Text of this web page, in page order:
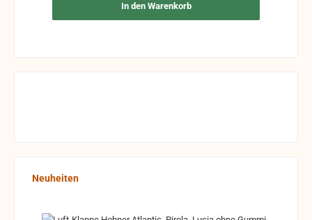
In den Warenkorb
Produktgalerie überspringen
Neuheiten